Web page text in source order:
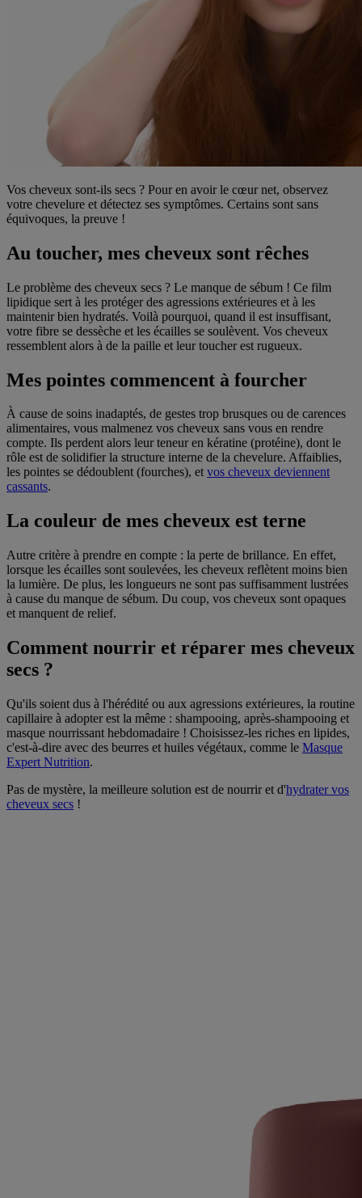
Vos cheveux sont-ils secs ? Pour en avoir le cœur net, observez
votre chevelure et détectez ses symptômes. Certains sont sans
équivoques, la preuve !
Au toucher, mes cheveux sont rêches
Le problème des cheveux secs ? Le manque de sébum ! Ce film
lipidique sert à les protéger des agressions extérieures et à les
maintenir bien hydratés. Voilà pourquoi, quand il est insuffisant,
votre fibre se dessèche et les écailles se soulèvent. Vos cheveux
ressemblent alors à de la paille et leur toucher est rugueux.
Mes pointes commencent à fourcher
À cause de soins inadaptés, de gestes trop brusques ou de carences
alimentaires, vous malmenez vos cheveux sans vous en rendre
compte. Ils perdent alors leur teneur en kératine (protéine), dont le
rôle est de solidifier la structure interne de la chevelure. Affaiblies,
les pointes se dédoublent (fourches), etvos cheveux deviennent
cassants.
La couleur de mes cheveux est terne
Autre critère à prendre en compte : la perte de brillance. En effet,
lorsque les écailles sont soulevées, les cheveux reflètent moins bien
la lumière. De plus, les longueurs ne sont pas suffisamment lustrées
à cause du manque de sébum. Du coup, vos cheveux sont opaques
et manquent de relief.
Comment nourrir et réparer mes cheveux
secs ?
Qu'ils soient dus à l'hérédité ou aux agressions extérieures, la routine
capillaire à adopter est la même : shampooing, après-shampooing et
masque nourrissant hebdomadaire ! Choisissez-les riches en lipides,
c'est-à-dire avec des beurres et huiles végétaux, comme le Masque
Expert Nutrition.
Pas de mystère, la meilleure solution est de nourrir et d'hydrater vos
cheveux secs !